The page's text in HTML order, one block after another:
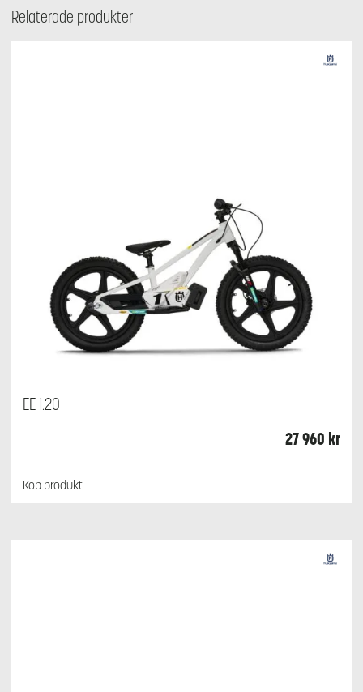
Relaterade produkter
EE 1.20
27 960 kr
Köp produkt